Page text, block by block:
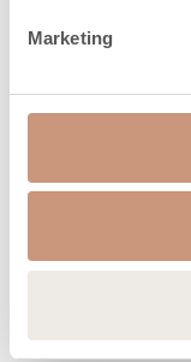
Marketing
camino, ø